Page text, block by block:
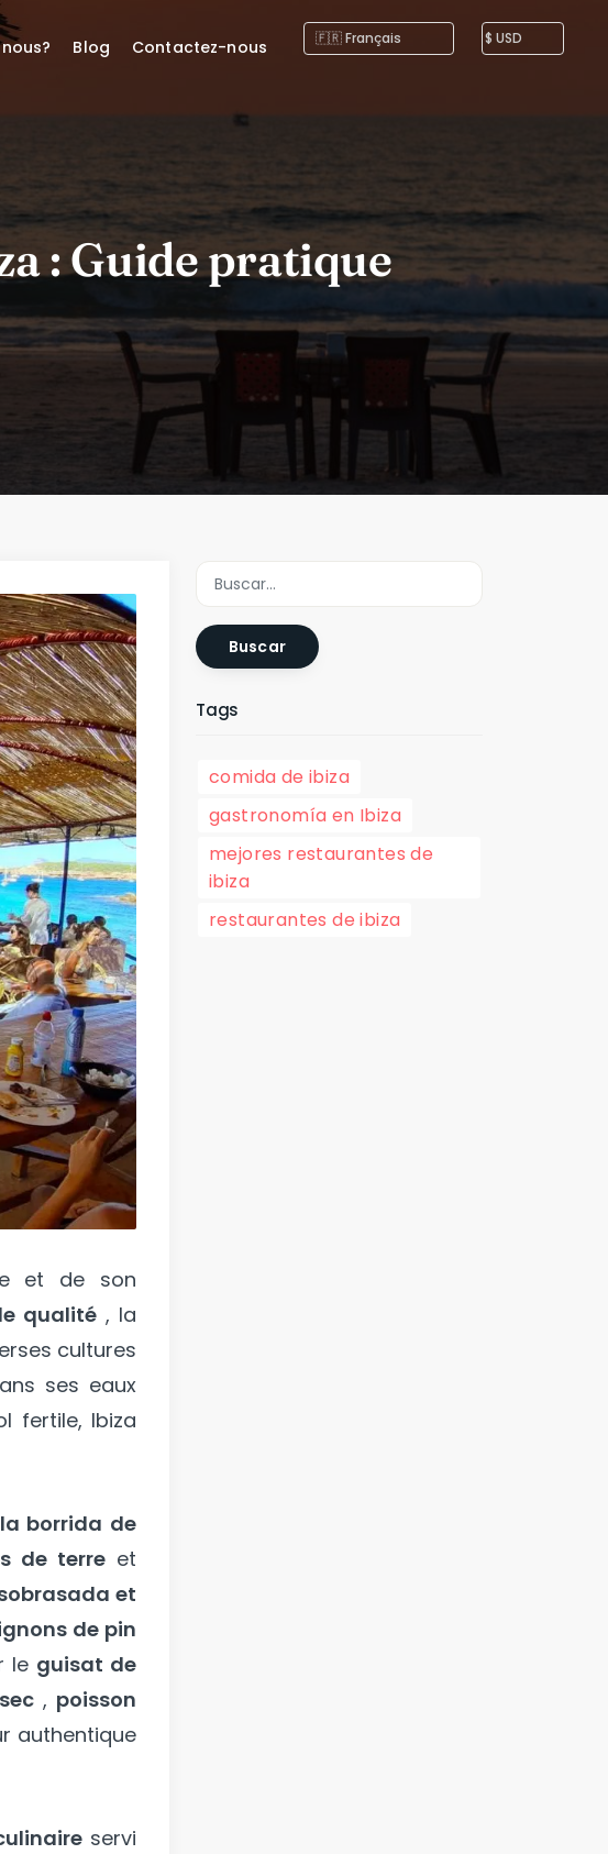
: Guide pratique
et de son
qualité , la
cultures
ses eaux
fertile, Ibiza
la borrida de
de terre et
et
de pin
le guisat de
, poisson
authentique
servi
Buscar
Tags
comida de ibiza
gastronomía en Ibiza
mejores restaurantes de
ibiza
restaurantes de ibiza
Blog Contactez-nous